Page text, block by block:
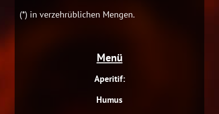
(*) in verzehrüblichen Mengen.
Menü
Aperitif:
Humus